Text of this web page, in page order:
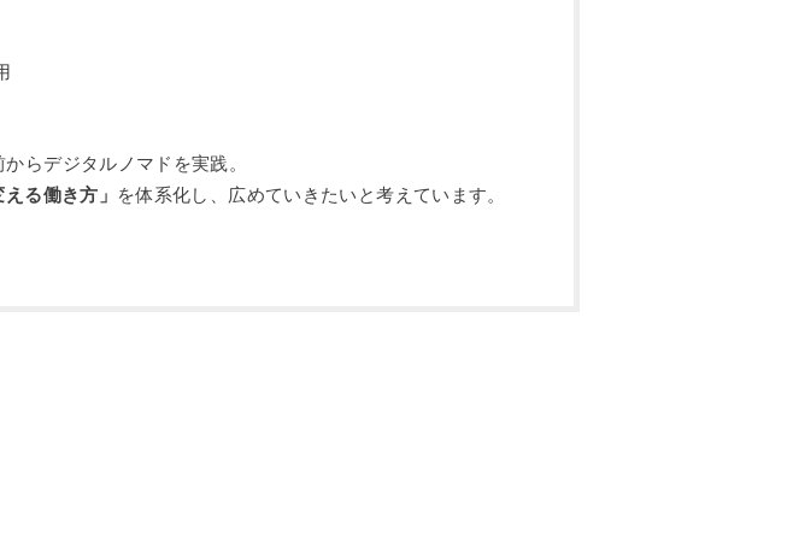
らデジタルノマドを実践。
る働き方」 を体系化し、広めていきたいと考えています。